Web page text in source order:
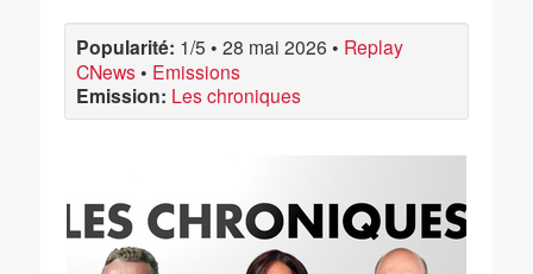
Popularité: 1/5 • 28 mai 2026 • Replay
CNews • Emissions
Emission: Les chroniques